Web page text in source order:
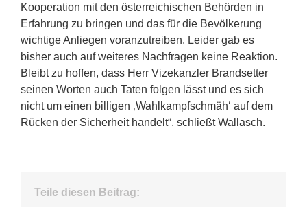
Kooperation mit den österreichischen Behörden in
Erfahrung zu bringen und das für die Bevölkerung
wichtige Anliegen voranzutreiben. Leider gab es
bisher auch auf weiteres Nachfragen keine Reaktion.
Bleibt zu hoffen, dass Herr Vizekanzler Brandsetter
seinen Worten auch Taten folgen lässt und es sich
nicht um einen billigen ‚Wahlkampfschmäh‘ auf dem
Rücken der Sicherheit handelt“, schließt Wallasch.
Teile diesen Beitrag: